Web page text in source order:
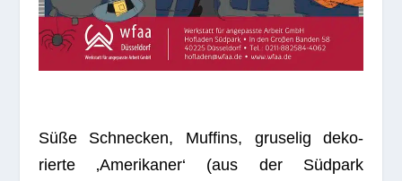
Süße Schne­cken, Muf­fins, gru­se­lig deko­
rierte ‚Ame­ri­ka­ner‘ (aus der Südpark